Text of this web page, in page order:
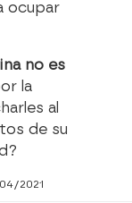
ocupar
no es
la
al
de su
2021